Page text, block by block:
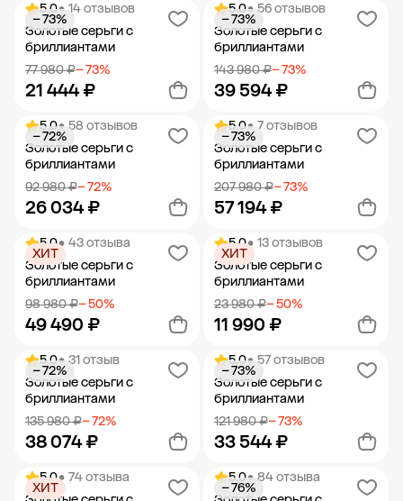
Добавить в корзину Добавить в корзину
5.0• 14 отзывов
Золотые серьги с
бриллиантами
77 980 ₽− 73%
21 444 ₽
− 73%
Добавить в корзину
5.0• 56 отзывов
Золотые серьги с
бриллиантами
143 980 ₽− 73%
39 594 ₽
− 73%
Добавить в корзину
5.0• 58 отзывов
Золотые серьги с
бриллиантами
92 980 ₽− 72%
26 034 ₽
− 72%
Добавить в корзину
5.0• 7 отзывов
Золотые серьги с
бриллиантами
207 980 ₽− 73%
57 194 ₽
− 73%
Добавить в корзину
5.0• 43 отзыва
Золотые серьги с
бриллиантами
98 980 ₽− 50%
49 490 ₽
ХИТ
Добавить в корзину
5.0• 13 отзывов
Золотые серьги с
бриллиантами
23 980 ₽− 50%
11 990 ₽
ХИТ
Добавить в корзину
5.0• 31 отзыв
Золотые серьги с
бриллиантами
135 980 ₽− 72%
38 074 ₽
− 72%
Добавить в корзину
5.0• 57 отзывов
Золотые серьги с
бриллиантами
121 980 ₽− 73%
33 544 ₽
− 73%
Добавить в корзину
5.0• 74 отзыва
ХИТ
5.0• 84 отзыва
− 76%